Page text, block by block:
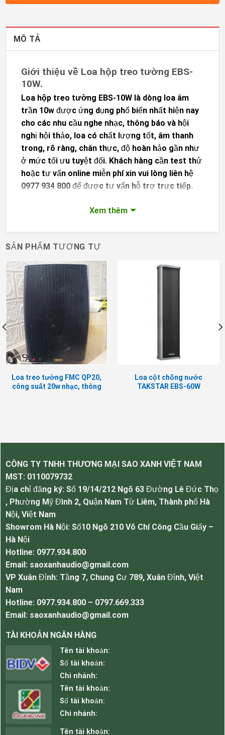
MÔ TẢ
Giới thiệu về Loa hộp treo tường EBS-
10W.
Loa hộp treo tường EBS-10W là dòng loa âm
trần 10w được ứng dụng phổ biến nhất hiện nay
cho các nhu cầu nghe nhạc, thông báo và hội
nghị hội thảo, loa có chất lượng tốt, âm thanh
trong, rõ ràng, chân thực, độ hoàn hảo gần như
ở mức tối ưu tuyệt đối. Khách hàng cần test thử
hoặc tư vấn online miễn phí xin vui lòng liên hệ
0977 934 800 để được tư vấn hỗ trợ trực tiếp.
Loa hộp treo tường EBS-10W
Đáp ứng tần số: 120～18KHz
Điện áp: 100V
Công suất định mức: 10W
Ưu điểm của Loa hộp EBS-10W.
Thiết kế kiểu dáng nhỏ gọn tinh tế phù hợp
với mọi không gian
đối
Loa hoạt động ở trở kháng cao 70-100v
Hỗ trợ đi dây dài chia zone cực kỳ hiệu quả
Sử dụng đa dạng mục đích
Ứng dụng thực tế của loa.
Lắp cho nghe nhạc spa, cafe, nhà hàng, shop
thời trang nghe nhạc nhẹ chuyên nghiệp
Lắp cho thông báo toà nhà chung cư, văn
phòng công ty, nhà xưởng
Lắp phòng hội thảo, hội nghị chuyên nghiệp
Xem thêm
SẢN PHẨM TƯƠNG TỰ
Loa treo tường FMC QP20,
công suất 20w nhạc, thông
Loa cột chống nước
TAKSTAR EBS-60W
CÔNG TY TNHH THƯƠNG MẠI SAO XANH VIỆT NAM
MST: 0110079732
Địa chỉ đăng ký: Số 19/14/212 Ngõ 63 Đường Lê Đức Thọ
, Phường Mỹ Đình 2, Quận Nam Từ Liêm, Thành phố Hà
Nội, Việt Nam
Showrom Hà Nội: Số10 Ngõ 210 Võ Chí Công Cầu Giấy –
Hà Nội
Hotline: 0977.934.800
Email: saoxanhaudio@gmail.com
VP Xuân Đỉnh: Tầng 7, Chung Cư 789, Xuân Đỉnh, Việt
Nam
Hotline: 0977.934.800 – 0797.669.333
Email: saoxanhaudio@gmail.com
TÀI KHOẢN NGÂN HÀNG
Tên tài khoản:
Số tài khoản:
Chi nhánh:
Tên tài khoản:
Số tài khoản:
Chi nhánh:
Tên tài khoản: